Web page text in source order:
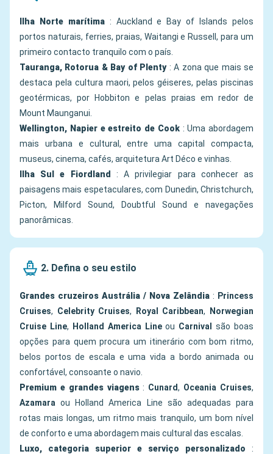
Ilha Norte marítima: Auckland e Bay of Islands pelos
portos naturais, ferries, praias, Waitangi e Russell, para um
primeiro contacto tranquilo com o país.
Tauranga, Rotorua & Bay of Plenty: A zona que mais se
destaca pela cultura maori, pelos géiseres, pelas piscinas
geotérmicas, por Hobbiton e pelas praias em redor de
Mount Maunganui.
Wellington, Napier e estreito de Cook: Uma abordagem
mais urbana e cultural, entre uma capital compacta,
museus, cinema, cafés, arquitetura Art Déco e vinhas.
Ilha Sul e Fiordland
: A privilegiar para conhecer as
paisagens mais espetaculares, com Dunedin, Christchurch,
Picton, Milford Sound, Doubtful Sound e navegações
panorâmicas.
2. Defina o seu estilo
Grandes cruzeiros Austrália / Nova Zelândia : Princess
Cruises, Celebrity Cruises, Royal Caribbean,
Norwegian
Cruise Line, Holland America Lineou Carnival
são boas
opções para quem procura um itinerário com bom ritmo,
belos portos de escala e uma vida a bordo animada ou
confortável, consoante o navio.
Premium e grandes viagens: Cunard, Oceania Cruises,
Azamara ou Holland America Line são adequadas para
rotas mais longas, um ritmo mais tranquilo, um bom nível
de conforto e uma abordagem mais cultural das escalas.
Luxo, categoria superior e serviço personalizado :